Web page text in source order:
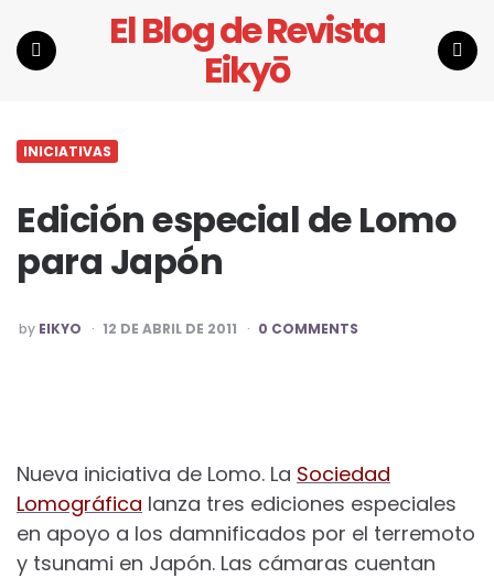
El Blog de Revista
Eikyō
INICIATIVAS
Edición especial de Lomo
para Japón
POSTED
BY
by EIKYO 12 DE ABRIL DE 2011 0 COMMENTS
Nueva iniciativa de Lomo. La Sociedad
Lomográfica lanza tres ediciones especiales
en apoyo a los damnificados por el terremoto
y tsunami en Japón. Las cámaras cuentan